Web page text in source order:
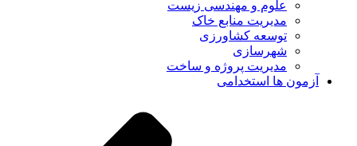
علوم و مهندسی زیست
مدیریت منابع خاک
توسعه کشاورزی
شهرسازی
مدیریت پروژه و ساخت
آزمون ها استخدامی